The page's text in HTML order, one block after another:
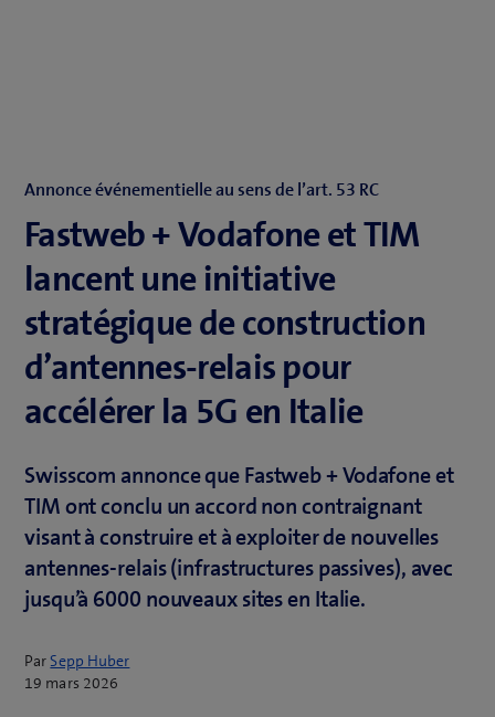
Annonce événementielle au sens de l’art. 53 RC
Fastweb + Vodafone et TIM
lancent une initiative
stratégique de construction
d’antennes-relais pour
accélérer la 5G en Italie
Swisscom annonce que Fastweb + Vodafone et
TIM ont conclu un accord non contraignant
visant à construire et à exploiter de nouvelles
antennes-relais (infrastructures passives), avec
jusqu’à 6000 nouveaux sites en Italie.
ParSepp Huber
19 mars 2026